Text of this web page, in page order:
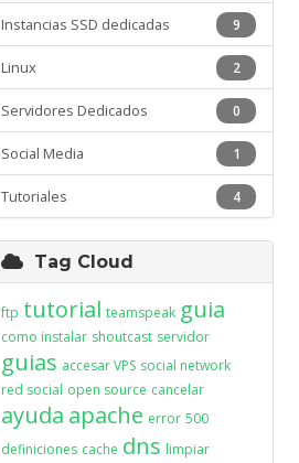
9
Instancias SSD dedicadas
2
Linux
0
Servidores Dedicados
1
Social Media
4
Tutoriales
Tag Cloud
ftp tutorial teamspeak guia
como instalar shoutcast servidor
guias accesar VPS social network
red social open source cancelar
ayuda apache error 500
definiciones cache dns limpiar